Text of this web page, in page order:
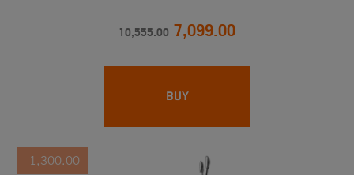
10,555.00 7,099.00
BUY
-1,300.00